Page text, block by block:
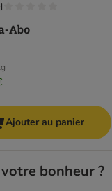
Ajouter au panier
bonheur ?